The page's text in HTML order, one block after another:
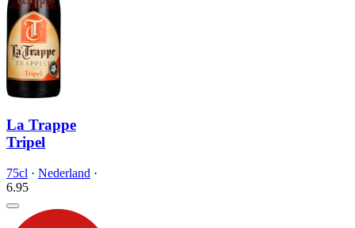
La Trappe
Tripel
75cl · Nederland ·
6.95